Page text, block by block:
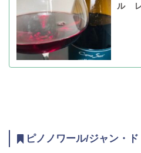
ル レ
ピノノワール/ジャン・